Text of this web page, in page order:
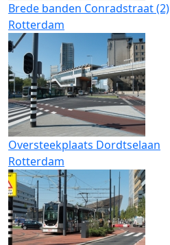
Brede banden Conradstraat (2)
Rotterdam
Oversteekplaats Dordtselaan
Rotterdam